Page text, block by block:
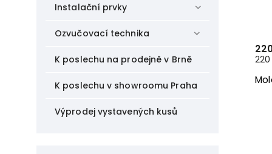
Instalační prvky
Ozvučovací technika
K poslechu na prodejně v Brně
K poslechu v showroomu Praha
Výprodej vystavených kusů
220